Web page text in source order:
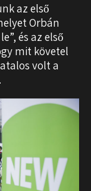
az első
Orbán
és az első
mit követel
volt a